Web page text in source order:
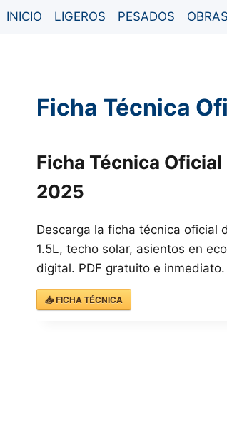
Saltar
INICIO LIGEROS PESADOS OBRAS
Ficha Técnica
Ficha Técnica Oficial
2025
Descarga la ficha técnica oficial
1.5L, techo solar, asientos en
digital. PDF gratuito e inmediato.
📥 FICHA TÉCNICA